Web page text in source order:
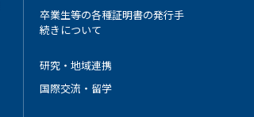
卒業生等の各種証明書の発行手
続きについて
研究・地域連携
国際交流・留学